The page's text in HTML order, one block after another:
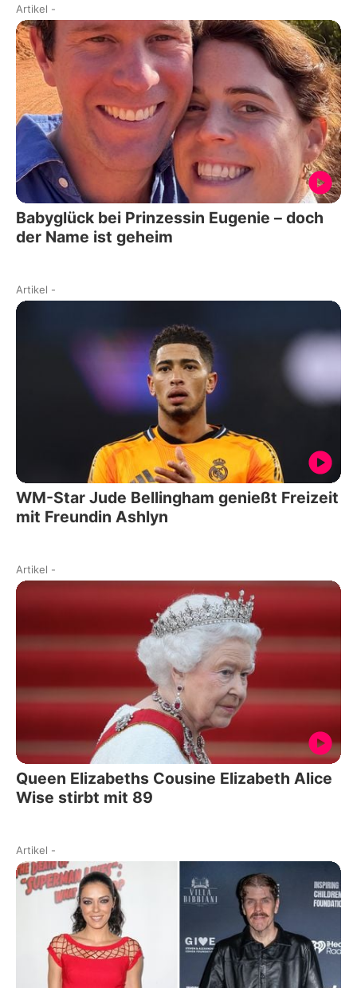
Artikel -
Babyglück bei Prinzessin Eugenie – doch
der Name ist geheim
Artikel -
WM-Star Jude Bellingham genießt Freizeit
mit Freundin Ashlyn
Artikel -
Queen Elizabeths Cousine Elizabeth Alice
Wise stirbt mit 89
Artikel -